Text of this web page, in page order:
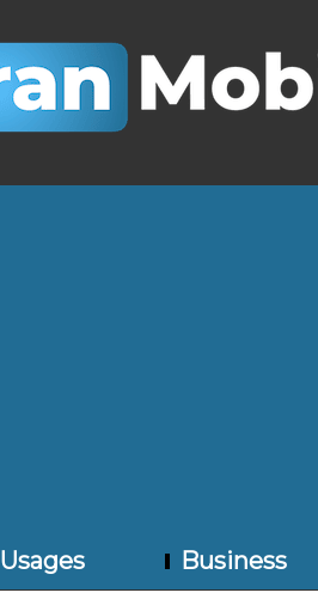
Usages Business